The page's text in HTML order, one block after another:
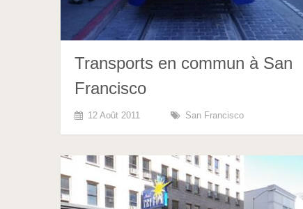
Transports en commun à San
Francisco
12 Août 2011 San Francisco